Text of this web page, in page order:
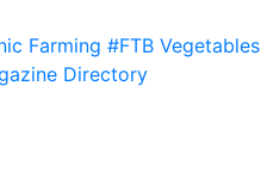
Farming #FTB Vegetables
Directory